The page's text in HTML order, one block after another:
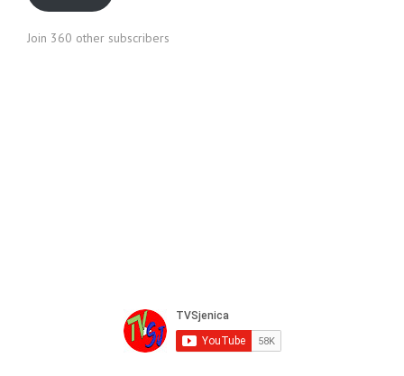
Join 360 other subscribers